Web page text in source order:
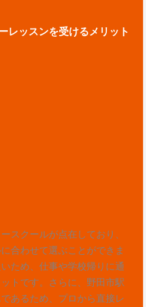
レッスンを受けるメリット
スクールが点在しており、
合わせて選ぶことができま
ため、仕事や学校帰りに通
トです。さらに、野田市駅
あるため、プロから直接レ